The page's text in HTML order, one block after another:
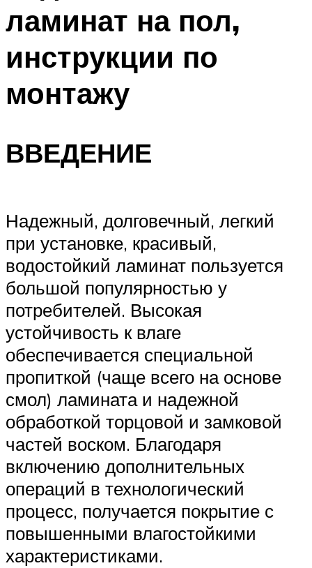
ламинат на пол,
инструкции по
монтажу
ВВЕДЕНИЕ
Надежный, долговечный, легкий
при установке, красивый,
водостойкий ламинат пользуется
большой популярностью у
потребителей. Высокая
устойчивость к влаге
обеспечивается специальной
пропиткой (чаще всего на основе
смол) ламината и надежной
обработкой торцовой и замковой
частей воском. Благодаря
включению дополнительных
операций в технологический
процесс, получается покрытие с
повышенными влагостойкими
характеристиками.